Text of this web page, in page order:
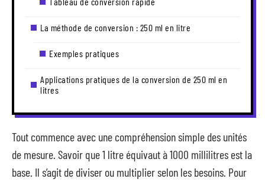
La méthode de conversion : 250 ml en litre
Exemples pratiques
Applications pratiques de la conversion de 250 ml en
litres
Tout commence avec une compréhension simple des unités
de mesure. Savoir que 1 litre équivaut à 1000 millilitres est la
base. Il s’agit de diviser ou multiplier selon les besoins. Pour